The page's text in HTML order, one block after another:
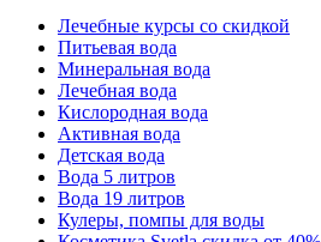
Лечебные курсы со скидкой
Питьевая вода
Минеральная вода
Лечебная вода
Кислородная вода
Активная вода
Детская вода
Вода 5 литров
Вода 19 литров
Кулеры, помпы для воды